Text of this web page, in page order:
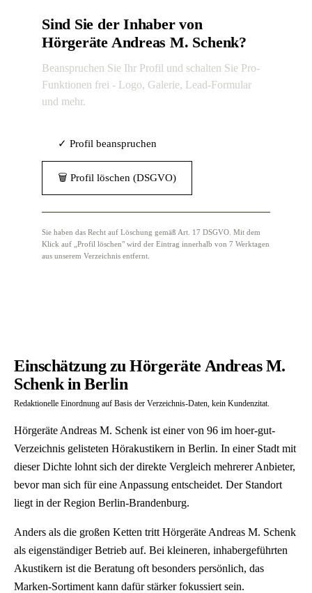
Sind Sie der Inhaber von
Hörgeräte Andreas M. Schenk?
Beanspruchen Sie Ihr Profil und schalten Sie Pro-
Funktionen frei - Logo, Galerie, Lead-Formular
und mehr.
✓ Profil beanspruchen
🗑 Profil löschen (DSGVO)
Sie haben das Recht auf Löschung gemäß Art. 17 DSGVO. Mit dem
Klick auf „Profil löschen" wird der Eintrag innerhalb von 7 Werktagen
aus unserem Verzeichnis entfernt.
Einschätzung zu Hörgeräte Andreas M.
Schenk in Berlin
Redaktionelle Einordnung auf Basis der Verzeichnis-Daten, kein Kundenzitat.
Hörgeräte Andreas M. Schenk ist einer von 96 im hoer-gut-
Verzeichnis gelisteten Hörakustikern in Berlin. In einer Stadt mit
dieser Dichte lohnt sich der direkte Vergleich mehrerer Anbieter,
bevor man sich für eine Anpassung entscheidet. Der Standort
liegt in der Region Berlin-Brandenburg.
Anders als die großen Ketten tritt Hörgeräte Andreas M. Schenk
als eigenständiger Betrieb auf. Bei kleineren, inhabergeführten
Akustikern ist die Beratung oft besonders persönlich, das
Marken-Sortiment kann dafür stärker fokussiert sein.